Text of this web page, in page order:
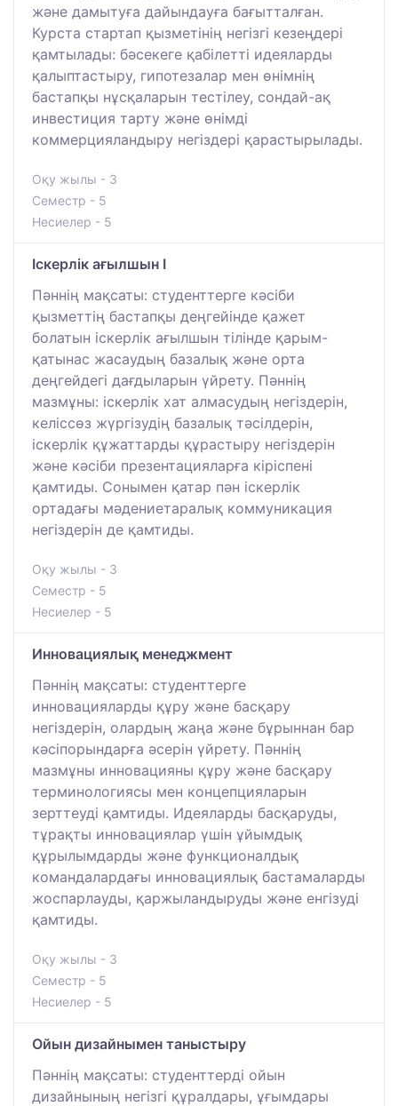
және дамытуға дайындауға бағытталған.
Курста стартап қызметінің негізгі кезеңдері
қамтылады: бәсекеге қабілетті идеяларды
қалыптастыру, гипотезалар мен өнімнің
бастапқы нұсқаларын тестілеу, сондай-ақ
инвестиция тарту және өнімді
коммерцияландыру негіздері қарастырылады.
Оқу жылы - 3
Семестр - 5
Несиелер - 5
Іскерлік ағылшын I
Пәннің мақсаты: студенттерге кәсіби
қызметтің бастапқы деңгейінде қажет
болатын іскерлік ағылшын тілінде қарым-
қатынас жасаудың базалық және орта
деңгейдегі дағдыларын үйрету. Пәннің
мазмұны: іскерлік хат алмасудың негіздерін,
келіссөз жүргізудің базалық тәсілдерін,
іскерлік құжаттарды құрастыру негіздерін
және кәсіби презентацияларға кіріспені
қамтиды. Сонымен қатар пән іскерлік
ортадағы мәдениетаралық коммуникация
негіздерін де қамтиды.
Оқу жылы - 3
Семестр - 5
Несиелер - 5
Инновациялық менеджмент
Пәннің мақсаты: студенттерге
инновацияларды құру және басқару
негіздерін, олардың жаңа және бұрыннан бар
кәсіпорындарға әсерін үйрету. Пәннің
мазмұны инновацияны құру және басқару
терминологиясы мен концепцияларын
зерттеуді қамтиды. Идеяларды басқаруды,
тұрақты инновациялар үшін ұйымдық
құрылымдарды және функционалдық
командалардағы инновациялық бастамаларды
жоспарлауды, қаржыландыруды және енгізуді
қамтиды.
Оқу жылы - 3
Семестр - 5
Несиелер - 5
Ойын дизайнымен таныстыру
Пәннің мақсаты: студенттерді ойын
дизайнының негізгі құралдары, ұғымдары